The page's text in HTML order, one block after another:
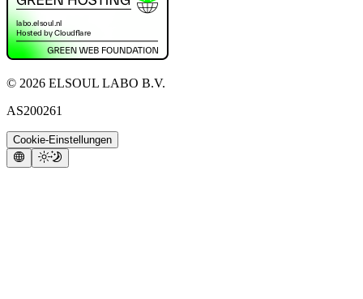
© 2026 ELSOUL LABO B.V.
AS200261
Cookie-Einstellungen